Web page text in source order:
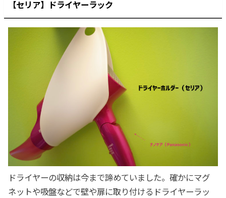
【セリア】ドライヤーラック
ドライヤーの収納は今まで諦めていました。確かにマグ
ネットや吸盤などで壁や扉に取り付けるドライヤーラッ